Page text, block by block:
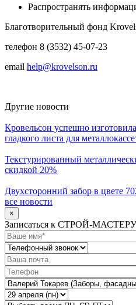
Распространять
Благотворительный фонд
телефон 8 (3532) 45-07-23
email help@krovelson.ru
Другие новости
Кровельсон успешно
гладкого листа для
Текстурированный
скидкой 20%
Двухсторонний забор в цвете
все новости
×
Записаться к СТРОЙ-МАСТЕРУ